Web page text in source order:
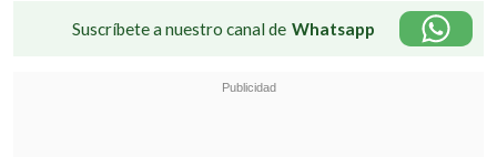
Suscríbete a nuestro canal de Whatsapp